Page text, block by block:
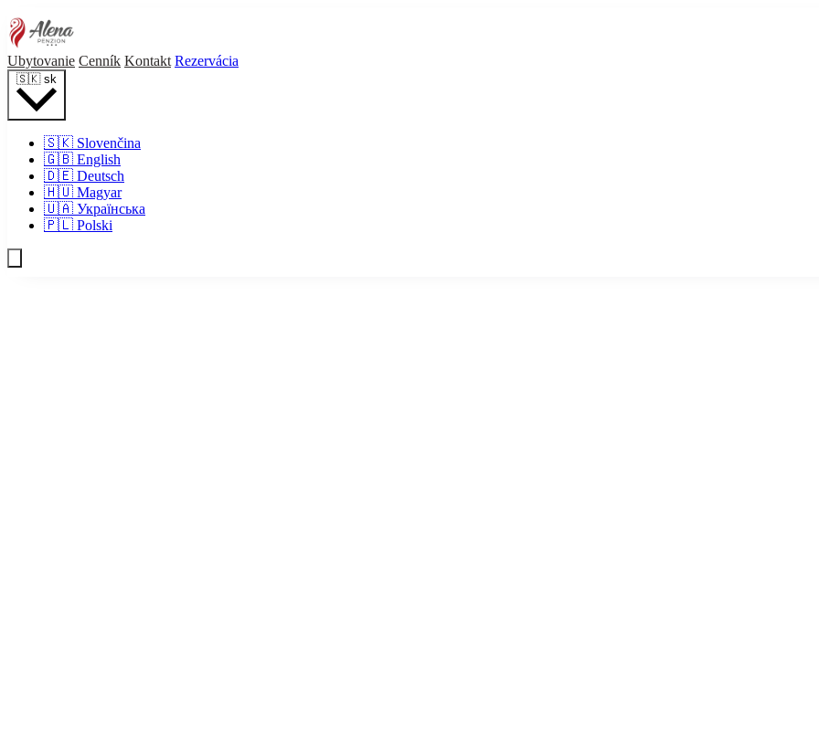
Ubytovanie Cenník Kontakt Rezervácia
🇸🇰 sk
🇸🇰 Slovenčina
🇬🇧 English
🇩🇪 Deutsch
🇭🇺 Magyar
🇺🇦 Українська
🇵🇱 Polski